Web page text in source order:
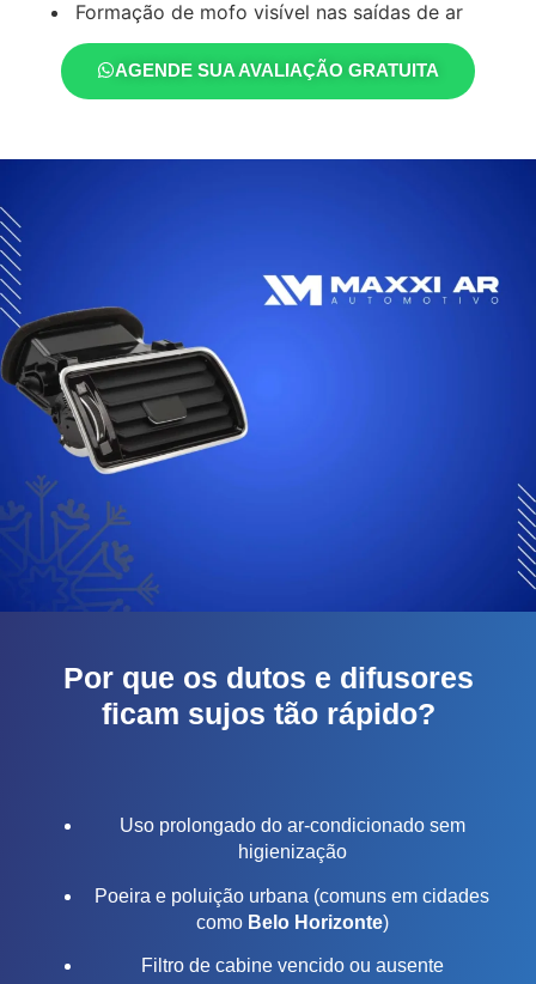
Formação de mofo visível nas saídas de ar
AGENDE SUA AVALIAÇÃO GRATUITA
Por que os dutos e difusores
ficam sujos tão rápido?
Uso prolongado do ar-condicionado sem
higienização
Poeira e poluição urbana (comuns em cidades
como Belo Horizonte)
Filtro de cabine vencido ou ausente